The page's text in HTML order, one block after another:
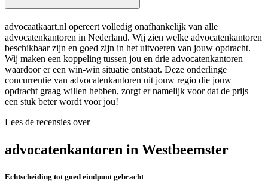
advocaatkaart.nl opereert volledig onafhankelijk van alle
advocatenkantoren in Nederland. Wij zien welke advocatenkantoren
beschikbaar zijn en goed zijn in het uitvoeren van jouw opdracht.
Wij maken een koppeling tussen jou en drie advocatenkantoren
waardoor er een win-win situatie ontstaat. Deze onderlinge
concurrentie van advocatenkantoren uit jouw regio die jouw
opdracht graag willen hebben, zorgt er namelijk voor dat de prijs
een stuk beter wordt voor jou!
Lees de recensies over
advocatenkantoren in Westbeemster
Echtscheiding tot goed eindpunt gebracht